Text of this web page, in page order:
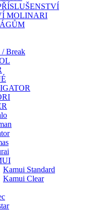
MOLINARI
/ Break
Kamui Standard
Kamui Clear